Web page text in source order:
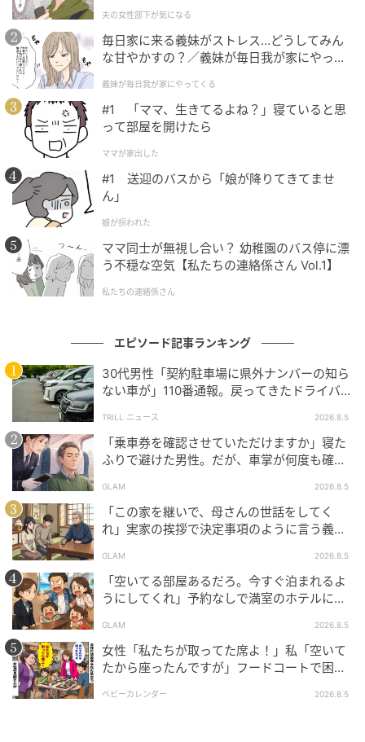
000万人以上。
作品をもっとみる
夫の女性部下が気になる
毎日家に来る義妹がストレス…どうしてみん
な甘やかすの？／義妹が毎日我が家にやって
が】
義妹が毎日我が家にやってくる
#1 「ママ、生きてるよね？」寝ていると思
って部屋を開けたら
ママが家出した
#1 送迎のバスから「娘が降りてきてませ
ん」
娘が拐われた
ママ同士が無視し合い？ 幼稚園のバス停に漂
う不穏な空気【私たちの連絡係さん Vol.1】
私たちの連絡係さん
エピソード記事ランキング
30代男性「契約駐車場に県外ナンバーの知ら
ない車が」110番通報。戻ってきたドライバー
TRILL ニュース 2026.8.5
「乗車券を確認させていただけますか」寝た
ふりで避けた男性。だが、車掌が何度も確認
GLAM 2026.8.5
「この家を継いで、母さんの世話をしてく
れ」実家の挨拶で決定事項のように言う義
た一言
GLAM 2026.8.5
「空いてる部屋あるだろ。今すぐ泊まれるよ
うにしてくれ」予約なしで満室のホテルに押
一変
GLAM 2026.8.5
女性「私たちが取ってた席よ！」私「空いて
たから座ったんですが」フードコートで困
ベビーカレンダー 2026.8.5